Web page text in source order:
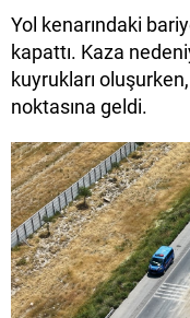
Yol kenarındaki
kapattı. Kaza
kuyrukları
noktasına geldi.